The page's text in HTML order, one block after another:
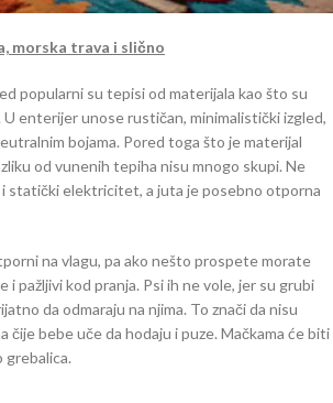
morska trava i slično
popularni su tepisi od materijala kao što su
U enterijer unose rustičan, minimalistički izgled,
bojama. Pored toga što je materijal
od vunenih tepiha nisu mnogo skupi. Ne
i statički elektricitet, a juta je posebno otporna
na vlagu, pa ako nešto prospete morate
i pažljivi kod pranja. Psi ih ne vole, jer su grubi
da odmaraju na njima. To znači da nisu
čije bebe uče da hodaju i puze. Mačkama će biti
grebalica.